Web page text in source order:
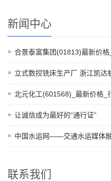
新闻中心
合景泰富集团(01813)最新价
立式数控铣床生产厂 浙江凯达
北元化工(601568)_最新价格
让诚信成为最好的“通行证”
中国水运网——交通水运媒体
联系我们